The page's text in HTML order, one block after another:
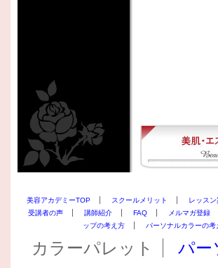
美容アカデミーTOP スクールメリット レッスン
受講者の声
講師紹介 FAQ メルマガ登録
ップの考え方
パーソナルカラーの考
カラーパレット
パ